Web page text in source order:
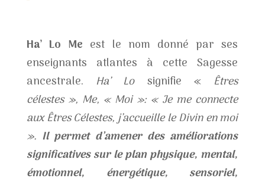
Ha’ Lo Me est le nom donné par ses
enseignants atlantes à cette Sagesse
ancestrale. Ha’ Lo signifie « Êtres
célestes », Me, « Moi »: « Je me connecte
aux Êtres Célestes, j’accueille le Divin en moi
». Il permet d’amener des améliorations
significatives sur le plan physique, mental,
émotionnel, énergétique, sensoriel,